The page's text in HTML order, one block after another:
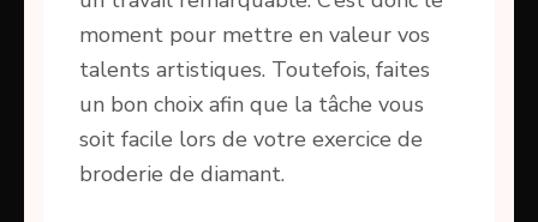
moment pour mettre en valeur vos
talents artistiques. Toutefois, faites
un bon choix afin que la tâche vous
soit facile lors de votre exercice de
broderie de diamant.